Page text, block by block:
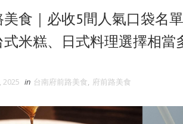
美食｜必收5間人氣口袋名
米糕、日式料理選擇相當
2025 in 台南府前路美食, 府前路美食